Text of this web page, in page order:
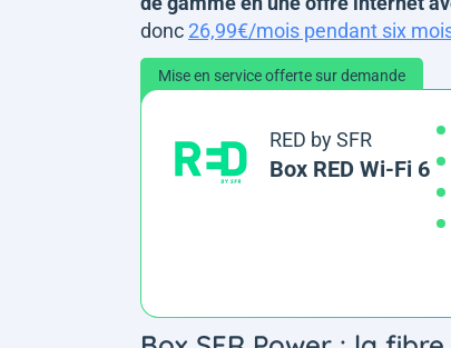
donc 26,99€/mois pendant six
Mise en service offerte sur demande
RED by SFR
Box RED Wi-Fi 6